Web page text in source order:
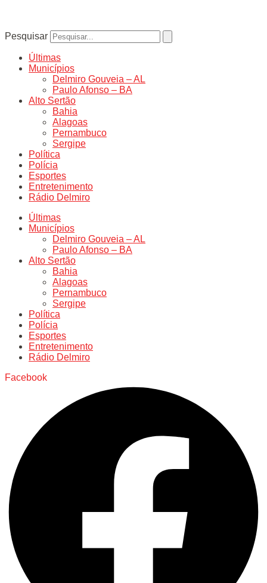
Pesquisar
Últimas
Municípios
Delmiro Gouveia – AL
Paulo Afonso – BA
Alto Sertão
Bahia
Alagoas
Pernambuco
Sergipe
Política
Polícia
Esportes
Entretenimento
Rádio Delmiro
Últimas
Municípios
Delmiro Gouveia – AL
Paulo Afonso – BA
Alto Sertão
Bahia
Alagoas
Pernambuco
Sergipe
Política
Polícia
Esportes
Entretenimento
Rádio Delmiro
Facebook